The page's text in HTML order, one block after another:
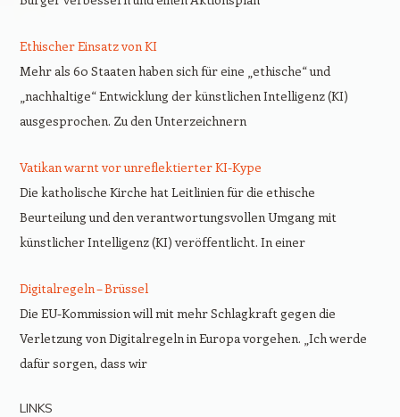
Ethischer Einsatz von KI
Mehr als 60 Staaten haben sich für eine „ethische“ und
„nachhaltige“ Entwicklung der künstlichen Intelligenz (KI)
ausgesprochen. Zu den Unterzeichnern
Vatikan warnt vor unreflektierter KI-Kype
Die katholische Kirche hat Leitlinien für die ethische
Beurteilung und den verantwortungsvollen Umgang mit
künstlicher Intelligenz (KI) veröffentlicht. In einer
Digitalregeln – Brüssel
Die EU-Kommission will mit mehr Schlagkraft gegen die
Verletzung von Digitalregeln in Europa vorgehen. „Ich werde
dafür sorgen, dass wir
LINKS